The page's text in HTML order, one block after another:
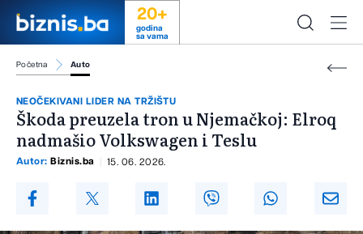
20+
godina
sa vama
Početna Auto
NEOČEKIVANI LIDER NA TRŽIŠTU
Škoda preuzela tron u Njemačkoj: Elroq
nadmašio Volkswagen i Teslu
Autor: Biznis.ba 15. 06. 2026.